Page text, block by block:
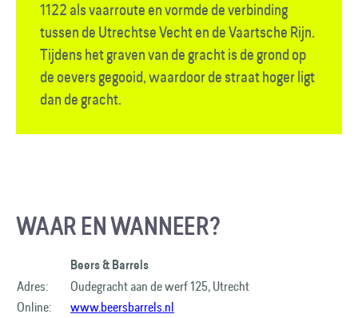
1122 als vaar­route en vormde de verbinding
tussen de Utrechtse Vecht en de Vaartsche Rijn.
Tijdens het graven van de gracht is de grond op
de oevers gegooid, waardoor de straat hoger ligt
dan de gracht.
WAAR EN WANNEER?
Beers & Barrels​
Adres:
Oudegracht aan de werf 125, Utrecht
Online:
www.beersbarrels.nl